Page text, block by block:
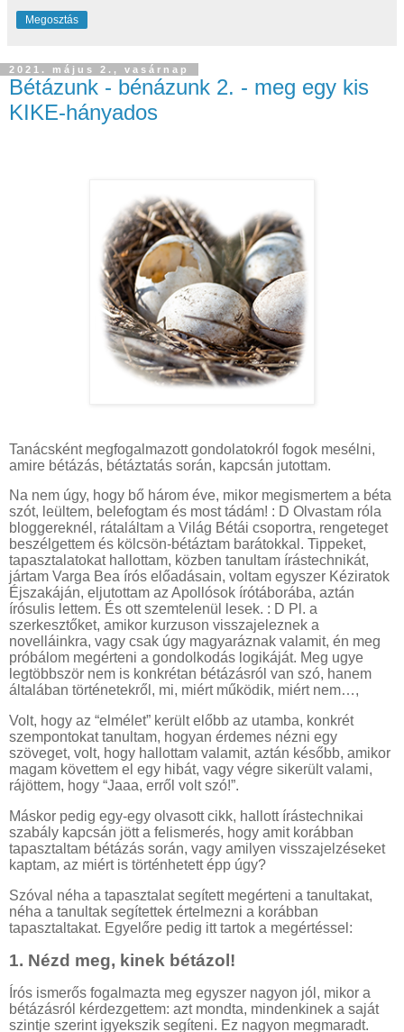
Megosztás
2021. május 2., vasárnap
Bétázunk - bénázunk 2. - meg egy kis
KIKE-hányados
Tanácsként megfogalmazott gondolatokról fogok mesélni,
amire bétázás, bétáztatás során, kapcsán jutottam.
Na nem úgy, hogy bő három éve, mikor megismertem a béta
szót, leültem, belefogtam és most tádám! : D Olvastam róla
bloggereknél, rátaláltam a Világ Bétái csoportra, rengeteget
beszélgettem és kölcsön-bétáztam barátokkal. Tippeket,
tapasztalatokat hallottam, közben tanultam írástechnikát,
jártam Varga Bea írós előadásain, voltam egyszer Kéziratok
Éjszakáján, eljutottam az Apollósok írótáborába, aztán
írósulis lettem. És ott szemtelenül lesek. : D Pl. a
szerkesztőket, amikor kurzuson visszajeleznek a
novelláinkra, vagy csak úgy magyaráznak valamit, én meg
próbálom megérteni a gondolkodás logikáját. Meg ugye
legtöbbször nem is konkrétan bétázásról van szó, hanem
általában történetekről, mi, miért működik, miért nem…,
Volt, hogy az “elmélet” került előbb az utamba, konkrét
szempontokat tanultam, hogyan érdemes nézni egy
szöveget, volt, hogy hallottam valamit, aztán később, amikor
magam követtem el egy hibát, vagy végre sikerült valami,
rájöttem, hogy “Jaaa, erről volt szó!”.
Máskor pedig egy-egy olvasott cikk, hallott írástechnikai
szabály kapcsán jött a felismerés, hogy amit korábban
tapasztaltam bétázás során, vagy amilyen visszajelzéseket
kaptam, az miért is történhetett épp úgy?
Szóval néha a tapasztalat segített megérteni a tanultakat,
néha a tanultak segítettek értelmezni a korábban
tapasztaltakat. Egyelőre pedig itt tartok a megértéssel:
1. Nézd meg, kinek bétázol!
Írós ismerős fogalmazta meg egyszer nagyon jól, mikor a
bétázásról kérdezgettem: azt mondta, mindenkinek a saját
szintje szerint igyekszik segíteni. Ez nagyon megmaradt.